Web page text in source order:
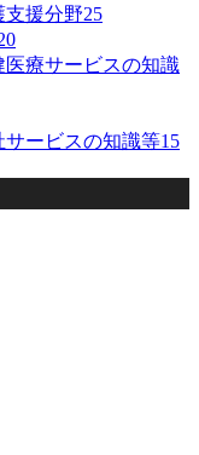
支援分野25
医療サービスの知識
サービスの知識等15